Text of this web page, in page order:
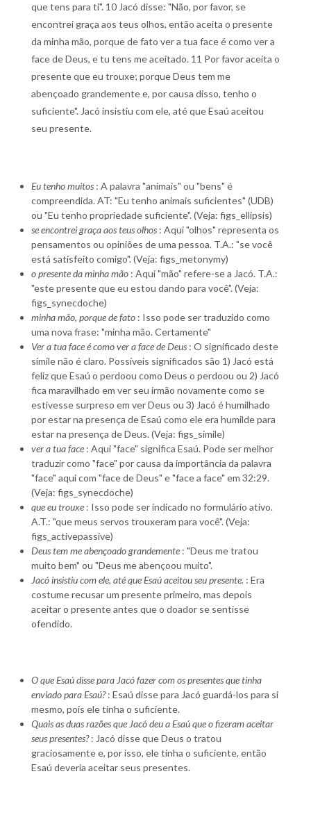
que tens para ti". 10 Jacó disse: "Não, por favor, se
encontrei graça aos teus olhos, então aceita o presente
da minha mão, porque de fato ver a tua face é como ver a
face de Deus, e tu tens me aceitado. 11 Por favor aceita o
presente que eu trouxe; porque Deus tem me
abençoado grandemente e, por causa disso, tenho o
suficiente". Jacó insistiu com ele, até que Esaú aceitou
seu presente.
Eu tenho muitos : A palavra "animais" ou "bens" é
compreendida. AT: "Eu tenho animais suficientes" (UDB)
ou "Eu tenho propriedade suficiente". (Veja: figs_ellipsis)
se encontrei graça aos teus olhos : Aqui "olhos" representa os
pensamentos ou opiniões de uma pessoa. T.A.: "se você
está satisfeito comigo". (Veja: figs_metonymy)
o presente da minha mão : Aqui "mão" refere-se a Jacó. T.A.:
"este presente que eu estou dando para você". (Veja:
figs_synecdoche)
minha mão, porque de fato : Isso pode ser traduzido como
uma nova frase: "minha mão. Certamente"
Ver a tua face é como ver a face de Deus : O significado deste
símile não é claro. Possíveis significados são 1) Jacó está
feliz que Esaú o perdoou como Deus o perdoou ou 2) Jacó
fica maravilhado em ver seu irmão novamente como se
estivesse surpreso em ver Deus ou 3) Jacó é humilhado
por estar na presença de Esaú como ele era humilde para
estar na presença de Deus. (Veja: figs_simile)
ver a tua face : Aqui "face" significa Esaú. Pode ser melhor
traduzir como "face" por causa da importância da palavra
"face" aqui com "face de Deus" e "face a face" em 32:29.
(Veja: figs_synecdoche)
que eu trouxe : Isso pode ser indicado no formulário ativo.
A.T.: "que meus servos trouxeram para você". (Veja:
figs_activepassive)
Deus tem me abençoado grandemente : "Deus me tratou
muito bem" ou "Deus me abençoou muito".
Jacó insistiu com ele, até que Esaú aceitou seu presente. : Era
costume recusar um presente primeiro, mas depois
aceitar o presente antes que o doador se sentisse
ofendido.
O que Esaú disse para Jacó fazer com os presentes que tinha
enviado para Esaú?: Esaú disse para Jacó guardá-los para si
mesmo, pois ele tinha o suficiente.
Quais as duas razões que Jacó deu a Esaú que o fizeram aceitar
seus presentes?: Jacó disse que Deus o tratou
graciosamente e, por isso, ele tinha o suficiente, então
Esaú deveria aceitar seus presentes.